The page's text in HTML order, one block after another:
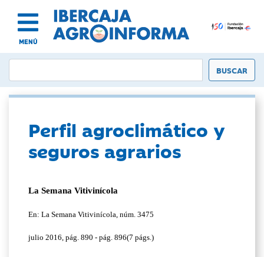
MENÚ
Perfil agroclimático y
seguros agrarios
La Semana Vitivinícola
En: La Semana Vitivinícola, núm. 3475
julio 2016, pág. 890 - pág. 896(7 págs.)